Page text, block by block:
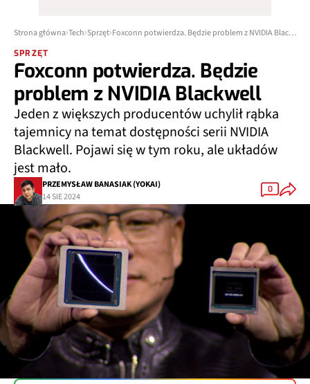
Strona główna Tech Sprzęt Foxconn potwierdza. Będzie problem z NVIDIA Blackwell
SPRZĘT
Foxconn potwierdza. Będzie
problem z NVIDIA Blackwell
Jeden z większych producentów uchylił rąbka
tajemnicy na temat dostępności serii NVIDIA
Blackwell. Pojawi się w tym roku, ale układów
jest mało.
PRZEMYSŁAW BANASIAK (YOKAI)
14 SIE 2024
0